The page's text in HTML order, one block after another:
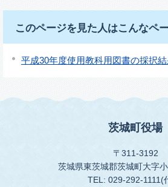
このページを見た人はこんなペ
平成30年度使用教科用図書の採択
茨城町役場
〒311-3192
茨城県東茨城郡茨城町大字
TEL: 029-292-1111(